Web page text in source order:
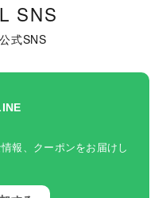
SNS
式SNS
報、クーポンをお届けし